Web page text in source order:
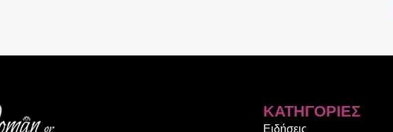
ΚΑΤΗΓΟΡΊΕΣ